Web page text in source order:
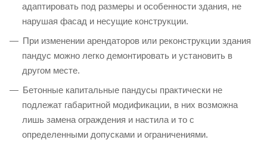
адаптировать под размеры и особенности здания, не
нарушая фасад и несущие конструкции.
При изменении арендаторов или реконструкции здания
пандус можно легко демонтировать и установить в
другом месте.
Бетонные капитальные пандусы практически не
подлежат габаритной модификации, в них возможна
лишь замена ограждения и настила и то с
определенными допусками и ограничениями.